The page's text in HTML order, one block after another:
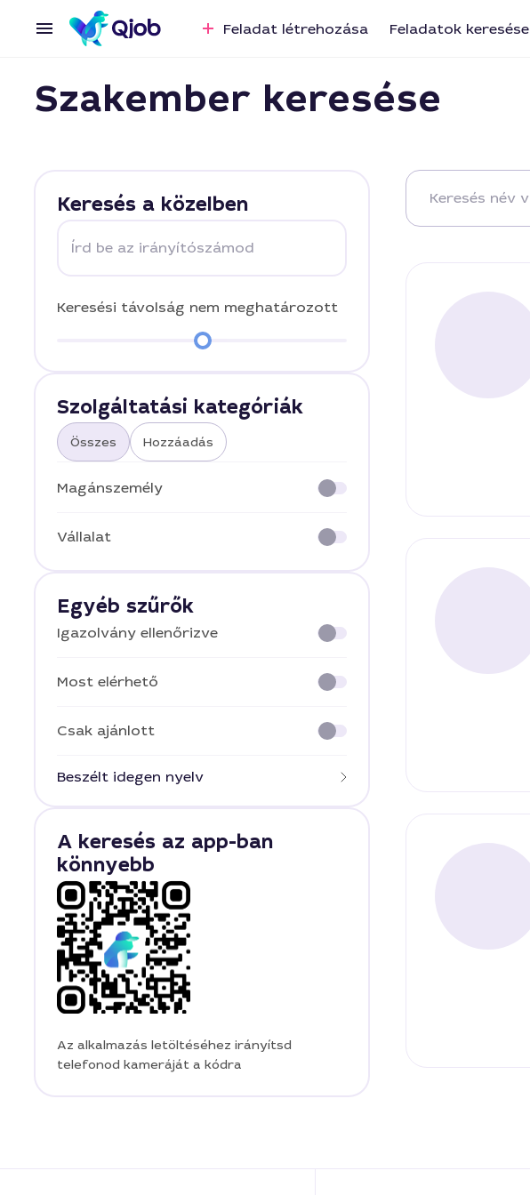
Feladat létrehozása Feladatok keresése
Szakember keresése
Keresés a közelben
Írd be az irányítószámod
Keresési távolság nem meghatározott
Szolgáltatási kategóriák
Összes Hozzáadás
Magánszemély
Vállalat
Egyéb szűrők
Igazolvány ellenőrizve
Most elérhető
Csak ajánlott
Beszélt idegen nyelv
A keresés az app-ban
könnyebb
Az alkalmazás letöltéséhez irányítsd
telefonod kameráját a kódra